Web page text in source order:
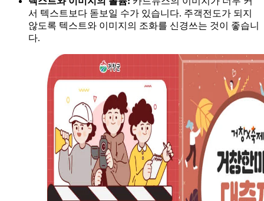
서 텍스트보다 돋보일 수가 있습니다. 주객전도가 되지
않도록 텍스트와 이미지의 조화를 신경쓰는 것이 좋습니
다.